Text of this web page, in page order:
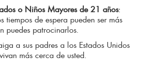
o Niños Mayores de 21 años:
tiempos de espera pueden ser más
puedes patrocinarlos.
a sus padres a los Estados Unidos
más cerca de usted.